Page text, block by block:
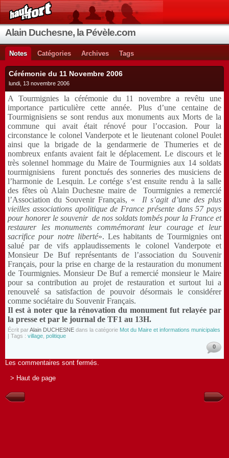
Alain Duchesne, la Pévèle.com
Notes Catégories Archives Tags
Cérémonie du 11 Novembre 2006
lundi, 13 novembre 2006
A Tourmignies la cérémonie du 11 novembre a revêtu une
importance particulière cette année. Plus d’une centaine de
Tourmignisiens se sont rendus aux monuments aux Morts de la
commune qui avait était rénové pour l’occasion. Pour la
circonstance le colonel Vanderpote et le lieutenant colonel Poulet
ainsi que la brigade de la gendarmerie de Thumeries et de
nombreux enfants avaient fait le déplacement. Le discours et le
très solennel hommage du Maire de Tourmignies aux 14 soldats
tourmignisiens
furent ponctués des sonneries des musiciens de
l’harmonie de Lesquin. Le cortége s’est ensuite rendu à la salle
des fêtes où Alain Duchesne maire de
Tourmignies a remercié
l’Association du Souvenir Français, « Il s’agit d’une des plus
vieilles associations apolitique de France présente dans 57 pays
pour honorer le souvenir de nos soldats tombés pour la France et
restaurer les monuments commémorant leur courage et leur
sacrifice pour notre liberté». Les habitants de Tourmignies ont
salué par de vifs applaudissements le colonel Vanderpote et
Monsieur De Buf représentants de l’association du Souvenir
Français, pour la prise en charge de la restauration du monument
de Tourmignies. Monsieur De Buf a remercié monsieur le Maire
pour sa contribution au projet de restauration et surtout lui a
renouvelé sa satisfaction de pouvoir désormais le considérer
comme sociétaire du Souvenir Français.
Il est à noter que la rénovation du monument fut relayée par
la presse et par le journal de TF1 au 13H.
Écrit parAlain DUCHESNE dans la catégorie Mot du Maire et informations municipales
| Tags : village politique
0
Les commentaires sont fermés.
> Haut de page